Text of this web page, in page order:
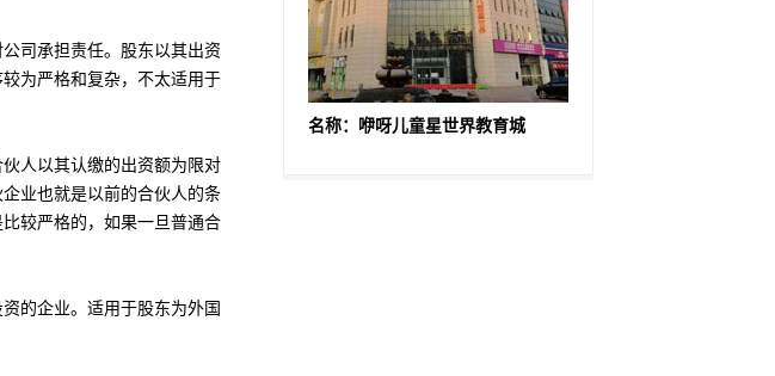
司承担责任。股东以其出资
为严格和复杂，不太适用于
人以其认缴的出资额为限对
业也就是以前的合伙人的条
较严格的，如果一旦普通合
的企业。适用于股东为外国
名称：咿呀儿童星世界教育城